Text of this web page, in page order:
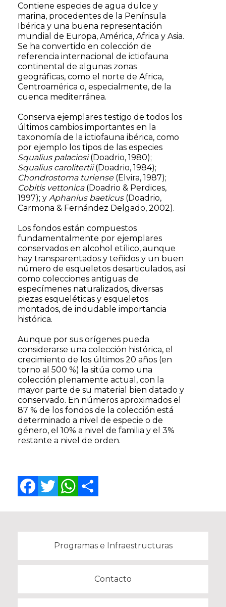
FacebookTwitter WhatsApp
Contiene especies de agua dulce y
marina, procedentes de la Península
Ibérica y una buena representación
mundial de Europa, América, Africa y Asia.
Se ha convertido en colección de
referencia internacional de ictiofauna
continental de algunas zonas
geográficas, como el norte de Africa,
Centroamérica o, especialmente, de la
cuenca mediterránea.
Conserva ejemplares testigo de todos los
últimos cambios importantes en la
taxonomía de la ictiofauna ibérica, como
por ejemplo los tipos de las especies
Squalius palaciosi(Doadrio, 1980);
Squalius carolitertii(Doadrio, 1984);
Chondrostoma turiense(Elvira, 1987);
Cobitis vettonica(Doadrio & Perdices,
1997); y Aphanius baeticus(Doadrio,
Carmona & Fernández Delgado, 2002).
Los fondos están compuestos
fundamentalmente por ejemplares
conservados en alcohol etílico, aunque
hay transparentados y teñidos y un buen
número de esqueletos desarticulados, así
como colecciones antiguas de
especímenes naturalizados, diversas
piezas esqueléticas y esqueletos
montados, de indudable importancia
histórica.
Aunque por sus orígenes pueda
considerarse una colección histórica, el
crecimiento de los últimos 20 años (en
torno al 500 %) la sitúa como una
colección plenamente actual, con la
mayor parte de su material bien datado y
conservado. En números aproximados el
87 % de los fondos de la colección está
determinado a nivel de especie o de
género, el 10% a nivel de familia y el 3%
restante a nivel de orden.
Programas e Infraestructuras
Contacto